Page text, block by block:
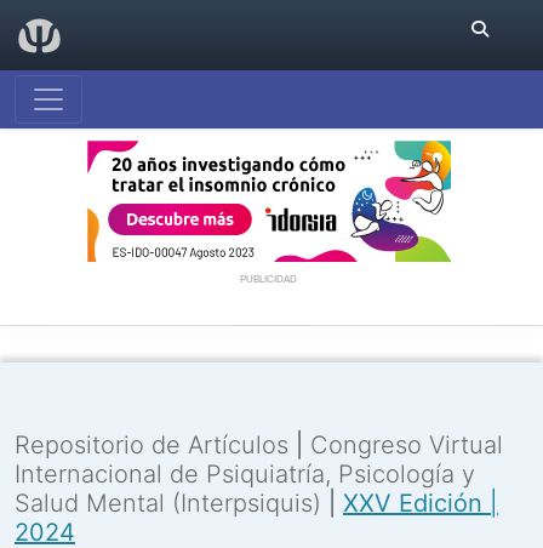
PUBLICIDAD
Repositorio de Artículos
Congreso Virtual
Internacional de Psiquiatría, Psicología y
Salud Mental (Interpsiquis)
XXV Edición |
2024